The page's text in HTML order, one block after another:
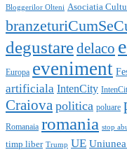
Bloggerilor Olteni Asociatia
degustaredelaco
Europa eveniment
artificiala IntenCity
Craiova politica poluare
Romanaia romania stop
timp liber Trump UE